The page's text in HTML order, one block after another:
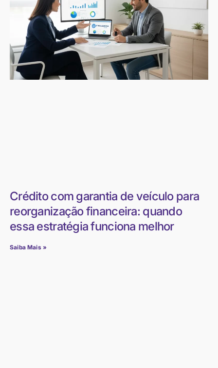
Crédito com garantia de veículo para
reorganização financeira: quando
essa estratégia funciona melhor
Saiba Mais »